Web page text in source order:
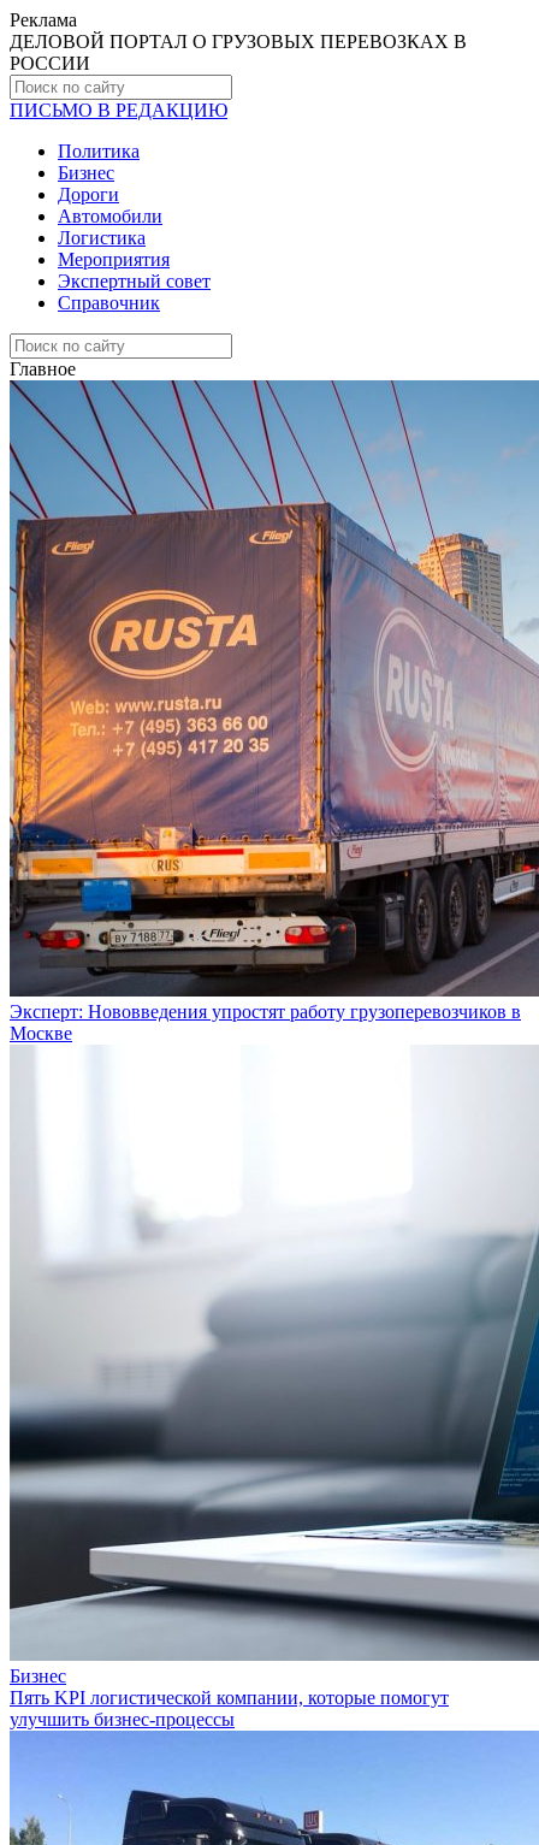
Реклама
ДЕЛОВОЙ ПОРТАЛ О ГРУЗОВЫХ ПЕРЕВОЗКАХ В
РОCСИИ
ПИСЬМО В РЕДАКЦИЮ
Политика
Бизнес
Дороги
Автомобили
Логистика
Мероприятия
Экспертный совет
Справочник
Главное
Эксперт: Нововведения упростят работу грузоперевозчиков в
Москве
Бизнес
Пять KPI логистической компании, которые помогут
улучшить бизнес-процессы